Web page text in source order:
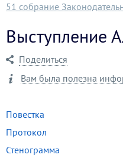
51 собрание
Выступление
Поделиться
Вам была полезна
Повестка
Протокол
Стенограмма